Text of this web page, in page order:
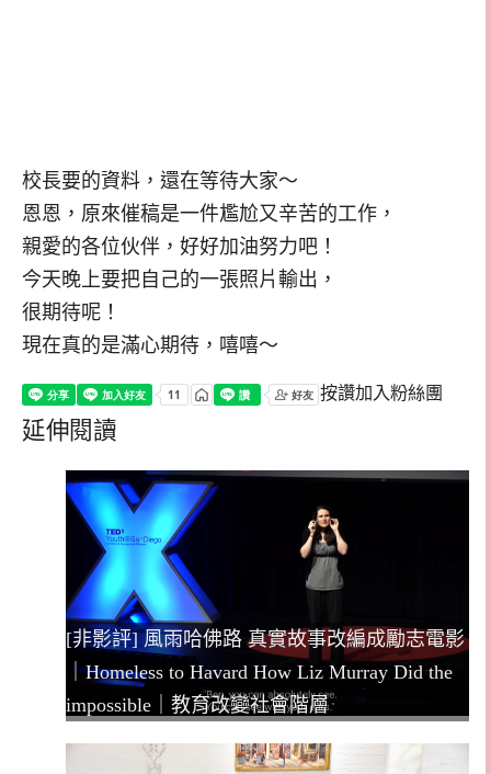
校長要的資料，還在等待大家～
恩恩，原來催稿是一件尷尬又辛苦的工作，
親愛的各位伙伴，好好加油努力吧！
今天晚上要把自己的一張照片輸出，
很期待呢！
現在真的是滿心期待，嘻嘻～
按讚加入粉絲團
延伸閱讀
[非影評] 風雨哈佛路 真實故事改編成勵志電影
｜Homeless to Havard How Liz Murray Did the
impossible｜教育改變社會階層